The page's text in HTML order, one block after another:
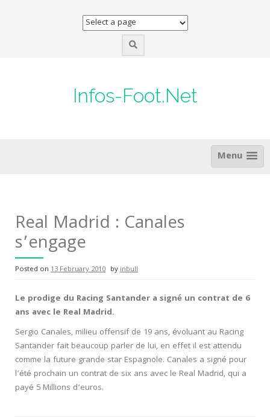
Infos-Foot.Net
Menu
Real Madrid : Canales
s’engage
Posted on 13 February 2010 byinbull
Le prodige du Racing Santander a signé un contrat de 6
ans avec le Real Madrid.
Sergio Canales, milieu offensif de 19 ans, évoluant au Racing
Santander fait beaucoup parler de lui, en effet il est attendu
comme la future grande star Espagnole. Canales a signé pour
l’été prochain un contrat de six ans avec le Real Madrid, qui a
payé 5 Millions d’euros.